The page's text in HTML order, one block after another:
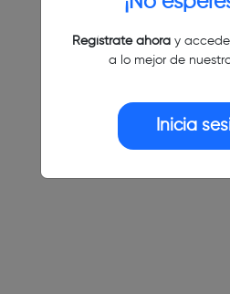
Regístrate ahoray accede
a lo mejor de
Inicia